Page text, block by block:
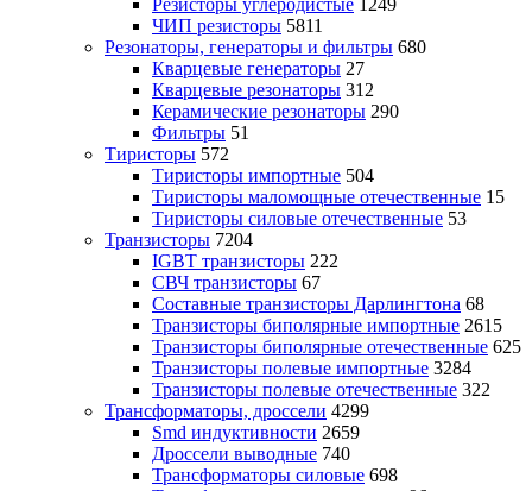
ЧИП резисторы 5811
Резонаторы, генераторы и фильтры 680
Кварцевые генераторы 27
Кварцевые резонаторы 312
Керамические резонаторы 290
Фильтры 51
Тиристоры 572
Тиристоры импортные 504
Тиристоры маломощные отечественные 15
Тиристоры силовые отечественные 53
Транзисторы 7204
IGBT транзисторы 222
СВЧ транзисторы 67
Составные транзисторы Дарлингтона 68
Транзисторы биполярные импортные 2615
Транзисторы биполярные отечественные 625
Транзисторы полевые импортные 3284
Транзисторы полевые отечественные 322
Трансформаторы, дроссели 4299
Smd индуктивности 2659
Дроссели выводные 740
Трансформаторы силовые 698